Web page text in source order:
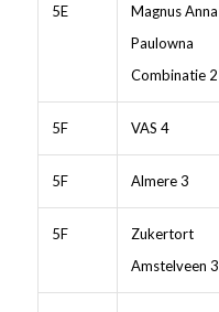
5E
Magnus Anna
Paulowna
Combinatie 2
5F VAS 4
5F Almere 3
5F
Zukertort
Amstelveen 3